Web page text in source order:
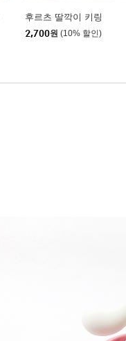
후르츠 딸깍이 키링
2,700원 (10% 할인)